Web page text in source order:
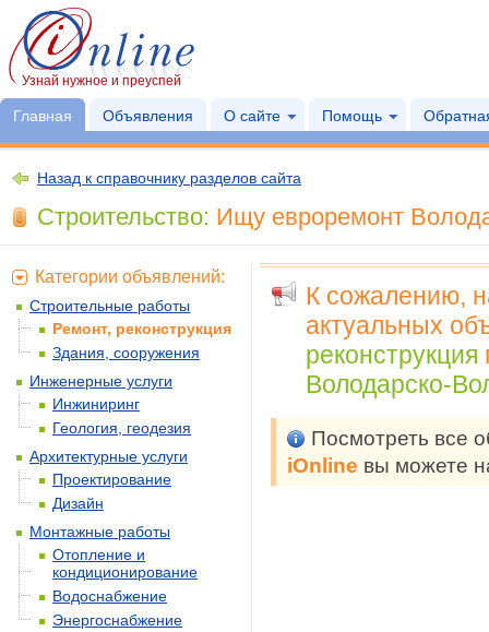
Узнай нужное и преуспей
Главная Объявления О сайте Помощь
Назад к справочнику разделов сайта
Строительство: Ищу евроремонт
К сожалению,
актуальных
реконструкция
Володарско-
Посмотреть все
iOnline вы можете
Категории объявлений:
Строительные работы
Ремонт, реконструкция
Здания, сооружения
Инженерные услуги
Инжиниринг
Геология, геодезия
Архитектурные услуги
Проектирование
Дизайн
Монтажные работы
Отопление и
кондиционирование
Водоснабжение
Энергоснабжение